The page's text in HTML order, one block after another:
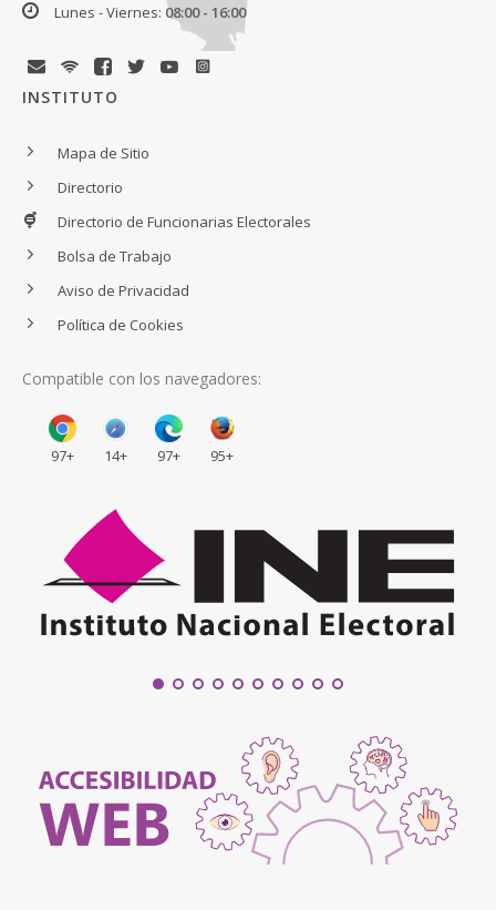
Lunes - Viernes: 08:00 - 16:00
INSTITUTO
Mapa de Sitio
Directorio
Directorio de Funcionarias Electorales
Bolsa de Trabajo
Aviso de Privacidad
Política de Cookies